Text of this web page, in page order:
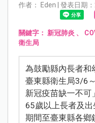
作者： Eden | 發表日期
關鍵字： 新冠肺炎 、
衛生局
為鼓勵縣內長者和
臺東縣衛生局3/6
新冠疫苗缺一不可
65歲以上長者及
期間至臺東縣各鄉